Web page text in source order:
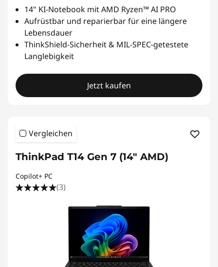
14" KI-Notebook mit AMD Ryzen™ AI PRO
Aufrüstbar und reparierbar für eine längere
Lebensdauer
ThinkShield-Sicherheit & MIL-SPEC-getestete
Langlebigkeit
Jetzt kaufen
Vergleichen
ThinkPad T14 Gen 7 (14" AMD)
Copilot+ PC
(3)